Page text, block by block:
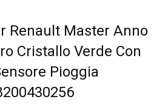
Renault Master Anno
Cristallo Verde Con
Pioggia